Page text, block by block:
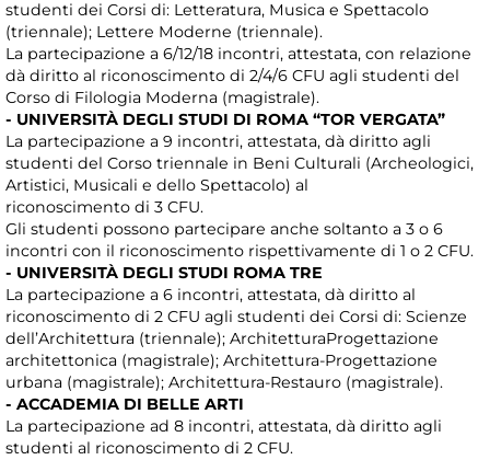
studenti dei Corsi di: Letteratura, Musica e Spettacolo
(triennale); Lettere Moderne (triennale).
La partecipazione a 6/12/18 incontri, attestata, con relazione
dà diritto al riconoscimento di 2/4/6 CFU agli studenti del
Corso di Filologia Moderna (magistrale).
- UNIVERSITÀ DEGLI STUDI DI ROMA “TOR VERGATA”
La partecipazione a 9 incontri, attestata, dà diritto agli
studenti del Corso triennale in Beni Culturali (Archeologici,
Artistici, Musicali e dello Spettacolo) al
riconoscimento di 3 CFU.
Gli studenti possono partecipare anche soltanto a 3 o 6
incontri con il riconoscimento rispettivamente di 1 o 2 CFU.
- UNIVERSITÀ DEGLI STUDI ROMA TRE
La partecipazione a 6 incontri, attestata, dà diritto al
riconoscimento di 2 CFU agli studenti dei Corsi di: Scienze
dell’Architettura (triennale); ArchitetturaProgettazione
architettonica (magistrale); Architettura-Progettazione
urbana (magistrale); Architettura-Restauro (magistrale).
- ACCADEMIA DI BELLE ARTI
La partecipazione ad 8 incontri, attestata, dà diritto agli
studenti al riconoscimento di 2 CFU.